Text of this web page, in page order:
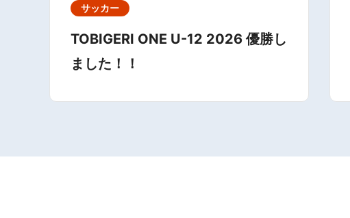
サッカー
TOBIGERI ONE U-12 2026 優勝し
ました！！